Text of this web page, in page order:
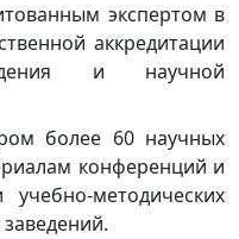
экспертом в
аккредитации
и научной
более 60 научных
конференций и
методических